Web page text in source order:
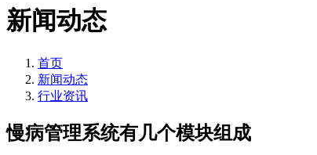
新闻动态
首页
新闻动态
行业资讯
慢病管理系统有几个模块组成